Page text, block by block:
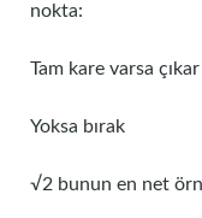
nokta:
Tam kare varsa çıkar
Yoksa bırak
√2 bunun en net